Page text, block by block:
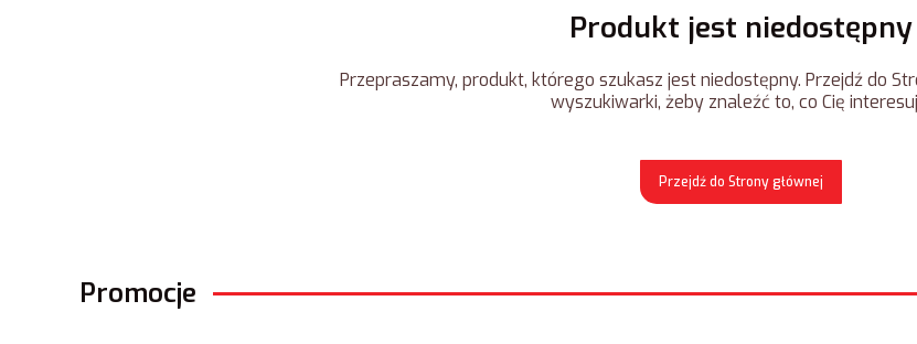
Produkt jest niedostępny
Przepraszamy, produkt, którego szukasz jest niedostępny. Przejdź do
wyszukiwarki, żeby znaleźć to, co Cię
Przejdź do Strony głównej
Promocje